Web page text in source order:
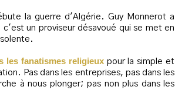
la guerre d'Algérie. Guy Monnerot a
un proviseur désavoué qui se met en
les fanatismes religieuxpour la simple et
Pas dans les entreprises, pas dans les
à nous plonger; pas non plus dans les